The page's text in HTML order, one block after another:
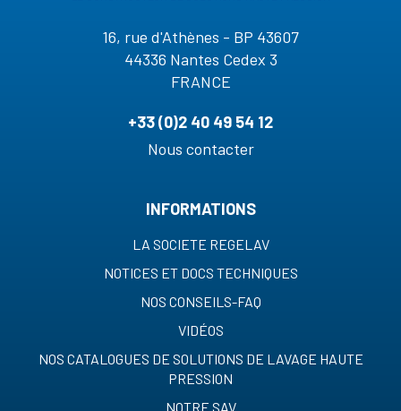
16, rue d'Athènes - BP 43607
44336 Nantes Cedex 3
FRANCE
+33 (0)2 40 49 54 12
Nous contacter
INFORMATIONS
LA SOCIETE REGELAV
NOTICES ET DOCS TECHNIQUES
NOS CONSEILS-FAQ
VIDÉOS
NOS CATALOGUES DE SOLUTIONS DE LAVAGE HAUTE
PRESSION
NOTRE SAV